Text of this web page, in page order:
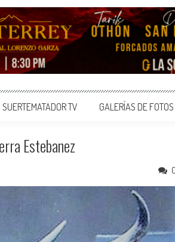
SUERTEMATADOR TV GALERÍAS DE FOTOS
Estebanez